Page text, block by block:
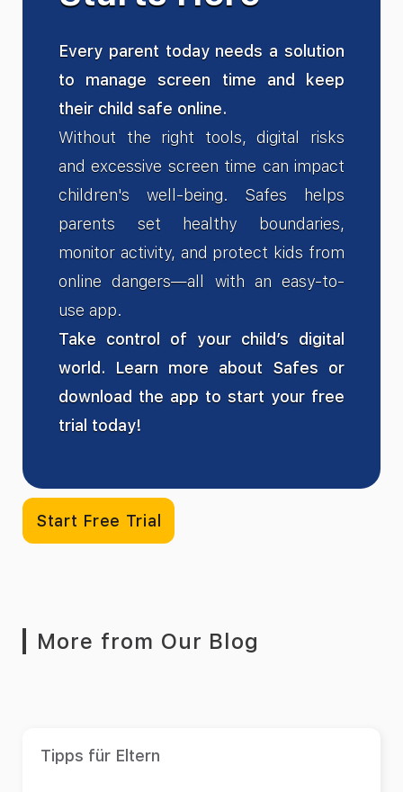
Every parent today needs a solution
to manage screen time and keep
their child safe online.
Without the right tools, digital risks
and excessive screen time can impact
children's well-being. Safes helps
parents set healthy boundaries,
monitor activity, and protect kids from
online dangers—all with an easy-to-
use app.
Take control of your child’s digital
world. Learn more about Safes or
download the app to start your free
trial today!
Start Free Trial
More from Our Blog
Tipps für Eltern